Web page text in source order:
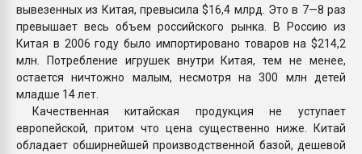
вывезенных из Китая, превысила $16,4 млрд. Это в 7—8 раз
превышает весь объем российского рынка. В Россию из
Китая в 2006 году было импортировано товаров на $214,2
млн. Потребление игрушек внутри Китая, тем не менее,
остается ничтожно малым, несмотря на 300 млн детей
младше 14 лет.
Качественная китайская продукция не уступает
европейской, притом что цена существенно ниже. Китай
обладает обширнейшей производственной базой, дешевой